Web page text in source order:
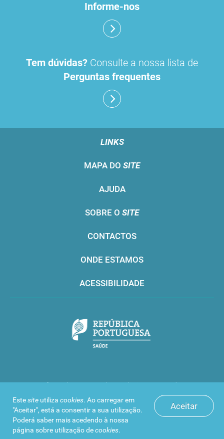
Aceitar
Estesite utiliza cookies. Ao carregar em
"Aceitar", está a consentir a sua utilização.
Poderá saber mais acedendo à nossa
página sobre utilização decookies.
Informe-nos
Tem dúvidas? Consulte a nossa lista de
Perguntas frequentes
LINKS
MAPA DO SITE
AJUDA
SOBRE O SITE
CONTACTOS
ONDE ESTAMOS
ACESSIBILIDADE
Infarmed © 2016. Todos os direitos reservados